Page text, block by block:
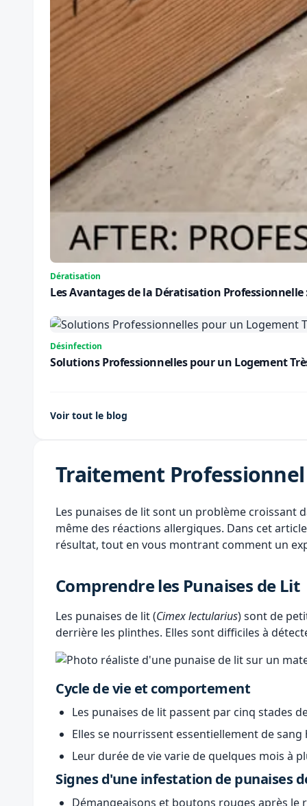
Dératisation
Les Avantages de la Dératisation
Désinfection
Solutions Professionnelles pour un Logement
Voir tout le blog
Traitement
Les punaises de lit sont un problème croissant
même des réactions allergiques. Dans cet
résultat, tout en vous montrant comment un
Comprendre les Punaises de Lit
Les punaises de lit (Cimex lectularius) sont de
derrière les plinthes. Elles sont difficiles à
Cycle de vie et comportement
Les punaises de lit passent par cinq stades
Elles se nourrissent essentiellement de sang
Leur durée de vie varie de quelques mois à
Signes d'une infestation de punaises
Démangeaisons et boutons rouges après le